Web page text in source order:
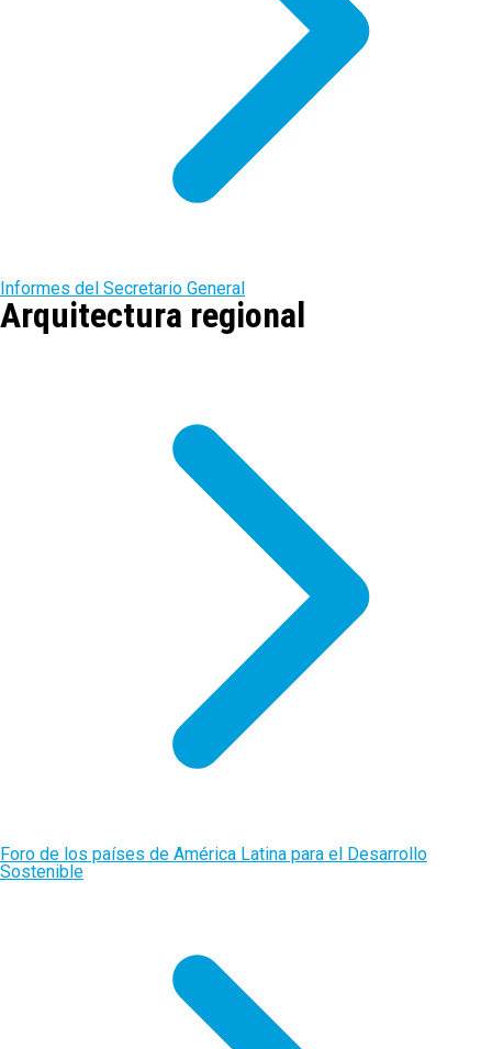
Informes del Secretario General
Arquitectura regional
Foro de los países de América Latina para el Desarrollo
Sostenible